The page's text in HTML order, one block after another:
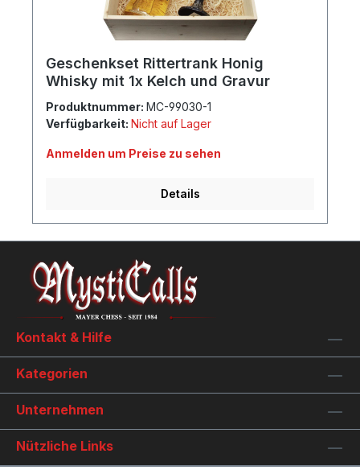
Geschenkset Rittertrank Honig
Whisky mit 1x Kelch und Gravur
Produktnummer: MC-99030-1
Verfügbarkeit: Nicht auf Lager
Anmelden um Preise zu sehen
Details
Kontakt & Hilfe
Kategorien
Unternehmen
Nützliche Links